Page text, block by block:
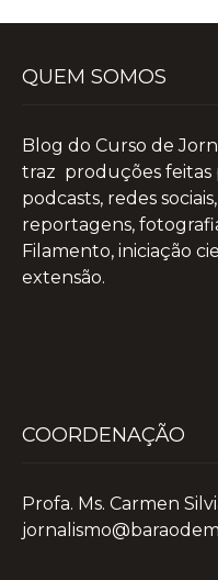
QUEM SOMOS
Blog do Curso de
traz produções feitas
podcasts, redes
reportagens,
Filamento, iniciação
extensão.
COORDENAÇÃO
Profa. Ms. Carmen